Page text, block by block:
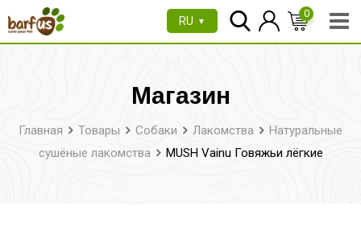
Перейти
RU ▼
0
Магазин
Главная Товары Собаки Лакомства
Натуральные
сушёные лакомства
MUSH Vainu Говяжьи лёгкие